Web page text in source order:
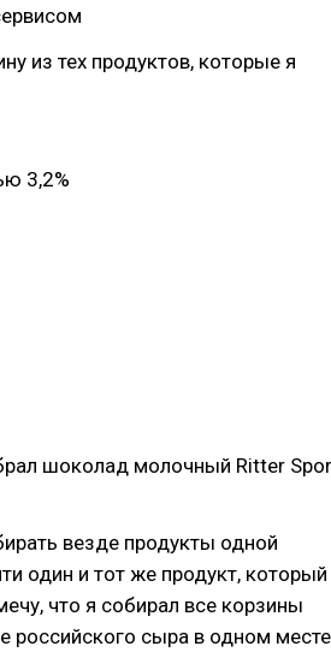
из тех продуктов, которые я
3,2%
шоколад молочный Ritter
везде продукты одной
один и тот же продукт, который
что я собирал все корзины
российского сыра в одном месте